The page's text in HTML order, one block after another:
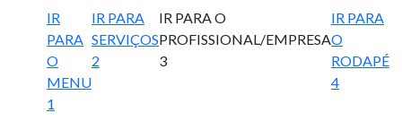
IR
PARA
O
MENU
1
IR PARA
SERVIÇOS
2
IR PARA O
PROFISSIONAL/EMPRESA
3
IR PARA
O
RODAPÉ
4